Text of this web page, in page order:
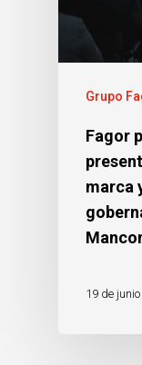
Grupo
Fagor
marca
19 de